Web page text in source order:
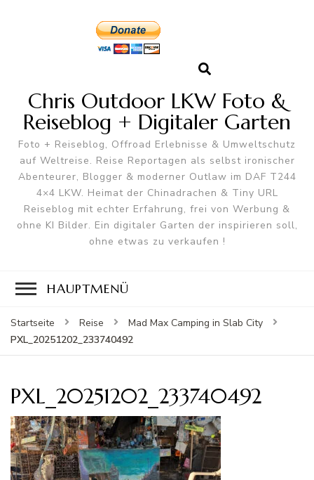
Chris Outdoor LKW Foto &
Reiseblog + Digitaler Garten
Foto + Reiseblog, Offroad Erlebnisse & Umweltschutz
auf Weltreise. Reise Reportagen als selbst ironischer
Abenteurer, Blogger & moderner Outlaw im DAF T244
4×4 LKW. Heimat der Chinadrachen & Tiny URL
Reiseblog mit echter Erfahrung, frei von Werbung &
ohne KI Bilder. Ein digitaler Garten der inspirieren soll,
ohne etwas zu verkaufen !
HAUPTMENÜ
Startseite Reise
Mad Max Camping in Slab City
PXL_20251202_233740492
PXL_20251202_233740492